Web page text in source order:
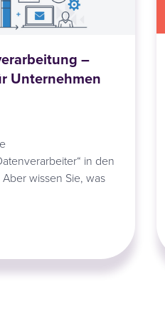
–
Unternehmen
in den
wissen Sie, was